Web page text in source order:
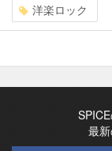
洋楽ロック
最